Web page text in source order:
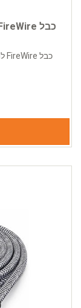
כבל FireWire להעברת נתונים עם חיבור 4 פינים בשני הצדדים.